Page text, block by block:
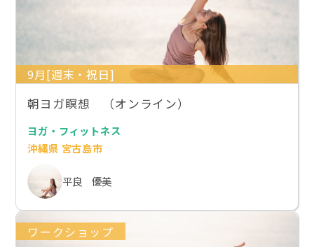
9月[週末・祝日]
朝ヨガ瞑想 （オンライン）
ヨガ・フィットネス
沖縄県 宮古島市
平良 優美
ワークショップ